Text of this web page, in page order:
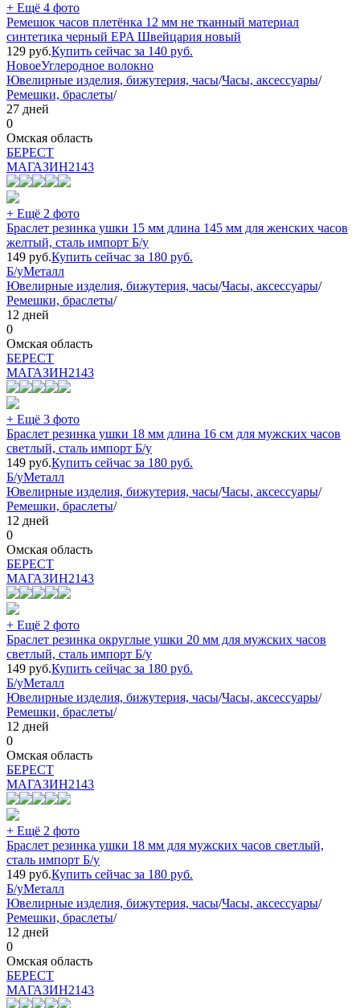
+ Ещё 4 фото
Ремешок часов плетёнка 12 мм не тканный материал
синтетика черный EPA Швейцария новый
129 руб.Купить сейчас за 140 руб.
НовоеУглеродное волокно
Ювелирные изделия, бижутерия, часы/Часы, аксессуары/
Ремешки, браслеты/
27 дней
0
Омская область
БEPECT
МАГАЗИН2143
+ Ещё 2 фото
Браслет резинка ушки 15 мм длина 145 мм для женских часов
желтый, сталь импорт Б/у
149 руб.Купить сейчас за 180 руб.
Б/уМеталл
Ювелирные изделия, бижутерия, часы/Часы, аксессуары/
Ремешки, браслеты/
12 дней
0
Омская область
БEPECT
МАГАЗИН2143
+ Ещё 3 фото
Браслет резинка ушки 18 мм длина 16 см для мужских часов
светлый, сталь импорт Б/у
149 руб.Купить сейчас за 180 руб.
Б/уМеталл
Ювелирные изделия, бижутерия, часы/Часы, аксессуары/
Ремешки, браслеты/
12 дней
0
Омская область
БEPECT
МАГАЗИН2143
+ Ещё 2 фото
Браслет резинка округлые ушки 20 мм для мужских часов
светлый, сталь импорт Б/у
149 руб.Купить сейчас за 180 руб.
Б/уМеталл
Ювелирные изделия, бижутерия, часы/Часы, аксессуары/
Ремешки, браслеты/
12 дней
0
Омская область
БEPECT
МАГАЗИН2143
+ Ещё 2 фото
Браслет резинка ушки 18 мм для мужских часов светлый,
сталь импорт Б/у
149 руб.Купить сейчас за 180 руб.
Б/уМеталл
Ювелирные изделия, бижутерия, часы/Часы, аксессуары/
Ремешки, браслеты/
12 дней
0
Омская область
БEPECT
МАГАЗИН2143